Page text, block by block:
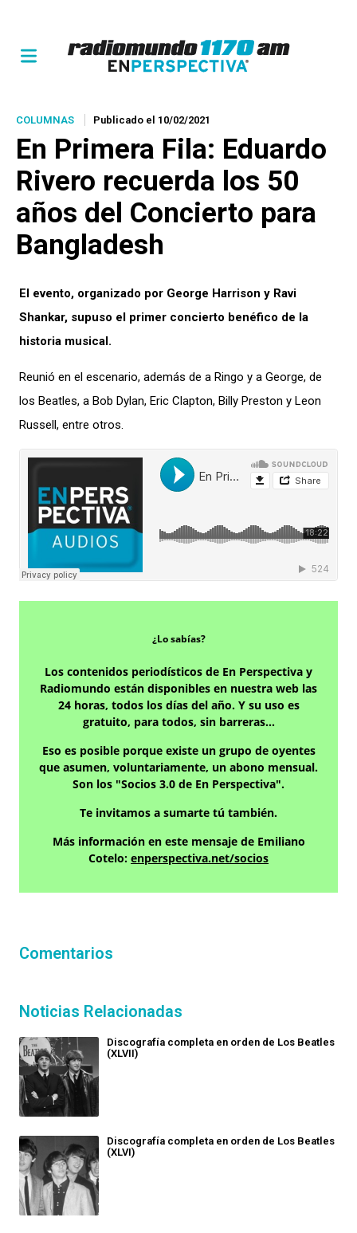
COLUMNAS Publicado el 10/02/2021
En Primera Fila: Eduardo
Rivero recuerda los 50
años del Concierto para
Bangladesh
El evento, organizado por George Harrison y Ravi
Shankar, supuso el primer concierto benéfico de la
historia musical.
Reunió en el escenario, además de a Ringo y a George, de
los Beatles, a Bob Dylan, Eric Clapton, Billy Preston y Leon
Russell, entre otros.
¿Lo sabías?
Los contenidos periodísticos de En Perspectiva y
Radiomundo están disponibles en nuestra web las
24 horas, todos los días del año. Y su uso es
gratuito, para todos, sin barreras…
Eso es posible porque existe un grupo de oyentes
que asumen, voluntariamente, un abono mensual.
Son los "Socios 3.0 de En Perspectiva".
Te invitamos a sumarte tú también.
Más información en este mensaje de Emiliano
Cotelo: enperspectiva.net/socios
Comentarios
Noticias Relacionadas
Discografía completa en orden de Los Beatles
(XLVII)
Discografía completa en orden de Los Beatles
(XLVI)